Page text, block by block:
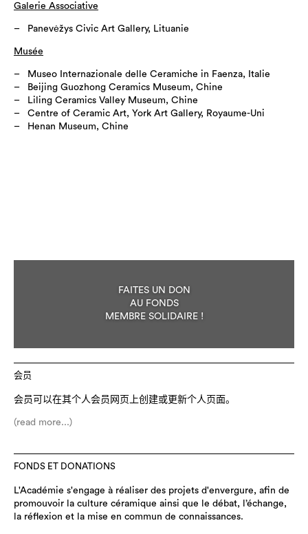
Galerie Associative
Panevėžys Civic Art Gallery, Lituanie
Musée
Museo Internazionale delle Ceramiche in Faenza, Italie
Beijing Guozhong Ceramics Museum, Chine
Liling Ceramics Valley Museum, Chine
Centre of Ceramic Art, York Art Gallery, Royaume-Uni
Henan Museum, Chine
FAITES UN DON
AU FONDS
MEMBRE SOLIDAIRE !
会员
会员可以在其个人会员网页上创建或更新个人页面。
(read more...)
FONDS ET DONATIONS
L'Académie s'engage à réaliser des projets d'envergure, afin de
promouvoir la culture céramique ainsi que le débat, l’échange,
la réflexion et la mise en commun de connaissances.